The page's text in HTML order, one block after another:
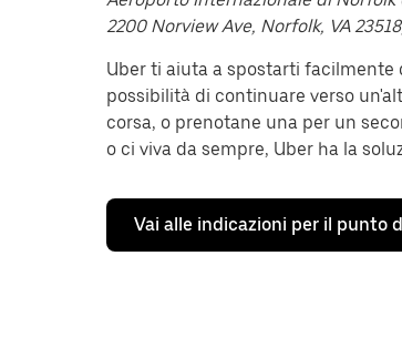
calendario
e
una
data.
Utilizza
il
pulsante
chiudere
calendario.
2200 Norview Ave, Norfolk, VA
Uber ti aiuta a spostarti facilmente
possibilità di continuare verso
corsa, o prenotane una per un
o ci viva da sempre, Uber ha la
Vai alle indicazioni per il punto